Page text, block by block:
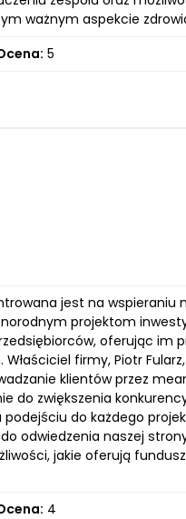
ważnym aspekcie
5
jest na wspieraniu
projektom
oferując im
firmy, Piotr
klientów przez
do zwiększenia
do każdego
odwiedzenia naszej
jakie oferują
4